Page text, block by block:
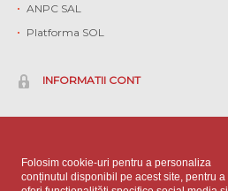
Folosim cookie-uri pentru a personaliza
conținutul disponibil pe acest site, pentru a
ANPC SAL
Platforma SOL
INFORMATII CONT
Contact